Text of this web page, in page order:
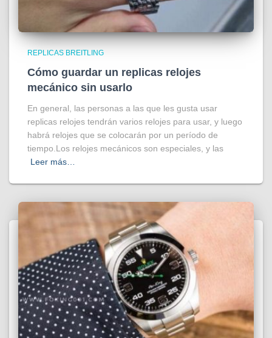
REPLICAS BREITLING
Cómo guardar un replicas relojes
mecánico sin usarlo
En general, las personas a las que les gusta usar
replicas relojes tendrán varios relojes para usar, y luego
habrá relojes que se colocarán por un período de
tiempo.Los relojes mecánicos son especiales, y las
Leer más…